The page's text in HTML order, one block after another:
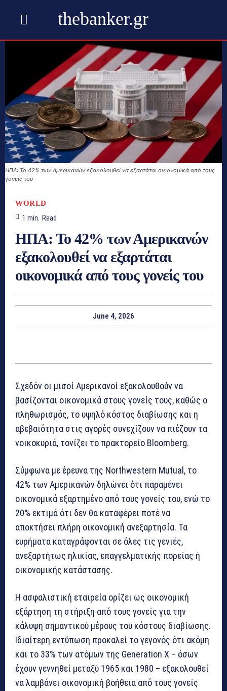
thebanker.gr
ΗΠΑ: Το 42% των Αμερικανών εξακολουθεί να εξαρτάται οικονομικά από τους
γονείς του
WORLD
1 min. Read
ΗΠΑ: Το 42% των Αμερικανών
εξακολουθεί να εξαρτάται
οικονομικά από τους γονείς του
June 4, 2026
Σχεδόν οι μισοί Αμερικανοί εξακολουθούν να
βασίζονται οικονομικά στους γονείς τους, καθώς ο
πληθωρισμός, το υψηλό κόστος διαβίωσης και η
αβεβαιότητα στις αγορές συνεχίζουν να πιέζουν τα
νοικοκυριά, τονίζει το πρακτορείο Bloomberg.
Σύμφωνα με έρευνα της Northwestern Mutual, το
42% των Αμερικανών δηλώνει ότι παραμένει
οικονομικά εξαρτημένο από τους γονείς του, ενώ το
20% εκτιμά ότι δεν θα καταφέρει ποτέ να
αποκτήσει πλήρη οικονομική ανεξαρτησία. Τα
ευρήματα καταγράφονται σε όλες τις γενιές,
ανεξαρτήτως ηλικίας, επαγγελματικής πορείας ή
οικονομικής κατάστασης.
Η ασφαλιστική εταιρεία ορίζει ως οικονομική
εξάρτηση τη στήριξη από τους γονείς για την
κάλυψη σημαντικού μέρους του κόστους διαβίωσης.
Ιδιαίτερη εντύπωση προκαλεί το γεγονός ότι ακόμη
και το 33% των ατόμων της Generation X – όσων
έχουν γεννηθεί μεταξύ 1965 και 1980 – εξακολουθεί
να λαμβάνει οικονομική βοήθεια από τους γονείς